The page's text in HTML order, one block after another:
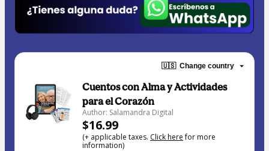
🇺🇸 Change country
Cuentos con Alma y Actividades
para el Corazón
Author: Salamandra Digital
$16.99
(+ applicable taxes. Click herefor more
information)